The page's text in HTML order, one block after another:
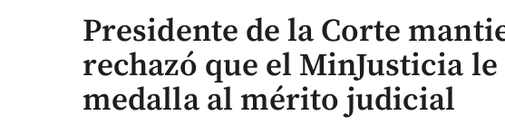
Presidente de la Corte
rechazó que el MinJusticia
medalla al mérito judicial